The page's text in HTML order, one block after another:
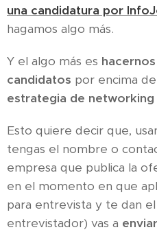
una candidatura por
hagamos algo más.
Y el algo más es
candidatos por encima
estrategia de networking
Esto quiere decir que,
tengas el nombre o
empresa que publica la
en el momento en que
para entrevista y te dan
entrevistador) vas a